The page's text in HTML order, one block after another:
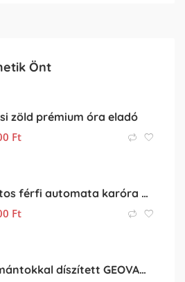
Önt
zöld prémium óra eladó
Ft
Divatos férfi automata karóra elado
Ft
Gyémántokkal díszített GEOVANI női karóra